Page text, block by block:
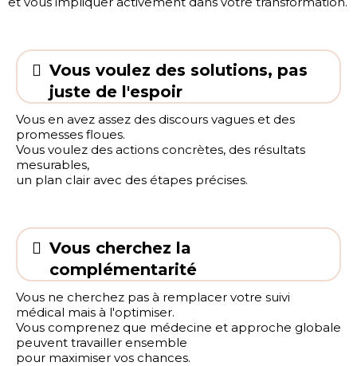
Vous voulez des solutions, pas
juste de l'espoir
Vous en avez assez des discours vagues et des
promesses floues.
Vous voulez des actions concrètes, des résultats
mesurables,
un plan clair avec des étapes précises.
Vous cherchez la
complémentarité
Vous ne cherchez pas à remplacer votre suivi
médical mais à l'optimiser.
Vous comprenez que médecine et approche globale
peuvent travailler ensemble
pour maximiser vos chances.